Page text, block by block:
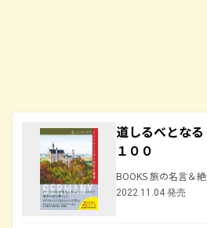
道しるべとな
１００
BOOKS 旅の名言＆
2022.11.04 発売